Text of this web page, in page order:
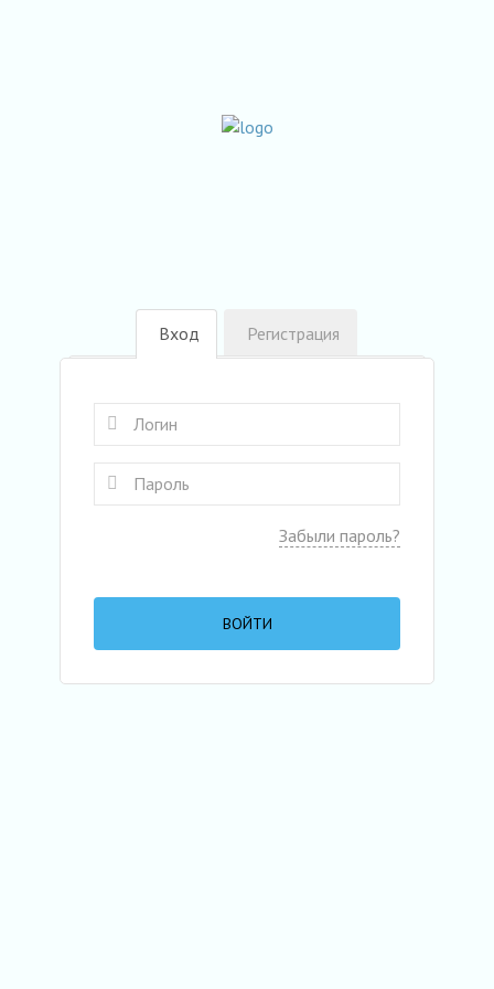
Вход Регистрация
Забыли пароль?
ВОЙТИ